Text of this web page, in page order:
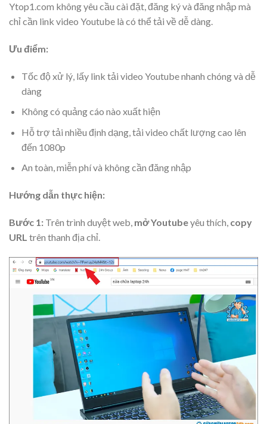
Ytop1.com không yêu cầu cài đặt, đăng ký và đăng nhập mà
chỉ cần link video Youtube là có thể tải về dễ dàng.
Ưu điểm:
Tốc độ xử lý, lấy link tải video Youtube nhanh chóng và dễ
dàng
Không có quảng cáo nào xuất hiện
Hỗ trợ tải nhiều định dạng, tải video chất lượng cao lên
đến 1080p
An toàn, miễn phí và không cần đăng nhập
Hướng dẫn thực hiện:
Bước 1: Trên trình duyệt web, mở Youtubeyêu thích, copy
URL trên thanh địa chỉ.